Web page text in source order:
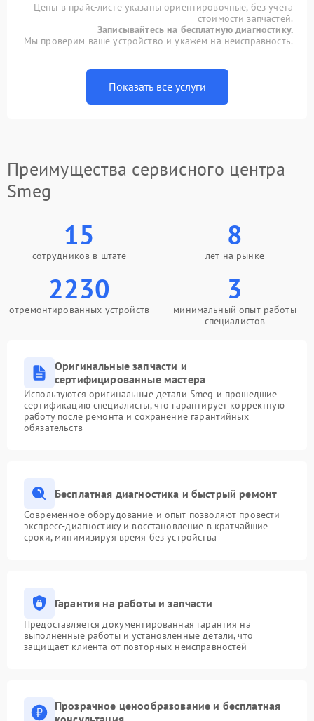
Цены в прайс-листе указаны ориентировочные, без учета
стоимости запчастей.
Записывайтесь на бесплатную диагностику.
Мы проверим ваше устройство и укажем на неисправность.
Показать все услуги
Преимущества сервисного центра
Smeg
15
сотрудников в штате
8
лет на рынке
2230
отремонтированных устройств
3
минимальный опыт работы
специалистов
Оригинальные запчасти и
сертифицированные мастера
Используются оригинальные детали Smeg и прошедшие
сертификацию специалисты, что гарантирует корректную
работу после ремонта и сохранение гарантийных
обязательств
Бесплатная диагностика и быстрый ремонт
Современное оборудование и опыт позволяют провести
экспресс-диагностику и восстановление в кратчайшие
сроки, минимизируя время без устройства
Гарантия на работы и запчасти
Предоставляется документированная гарантия на
выполненные работы и установленные детали, что
защищает клиента от повторных неисправностей
Прозрачное ценообразование и бесплатная